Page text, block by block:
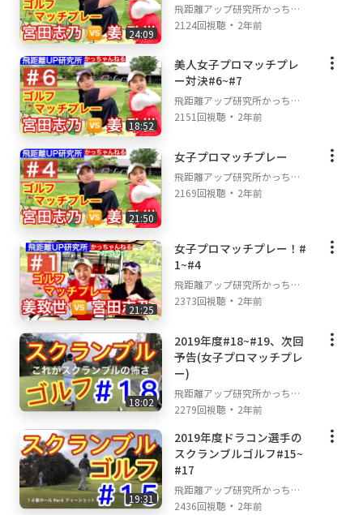
24:09
飛距離アップ研究所かっちゃ
んねる
2124回視聴 ・ 2年前
18:52
美人女子プロマッチプレ
ー対決#6~#7
飛距離アップ研究所かっちゃ
んねる
2151回視聴 ・ 2年前
21:50
女子プロマッチプレー
飛距離アップ研究所かっちゃ
んねる
2169回視聴 ・ 2年前
21:25
女子プロマッチプレー！#
1~#4
飛距離アップ研究所かっちゃ
んねる
2373回視聴 ・ 2年前
18:02
2019年度#18~#19、次回
予告(女子プロマッチプレ
ー)
飛距離アップ研究所かっちゃ
んねる
2279回視聴 ・ 2年前
19:31
2019年度ドラコン選手の
スクランブルゴルフ#15~
#17
飛距離アップ研究所かっちゃ
んねる
2436回視聴 ・ 2年前